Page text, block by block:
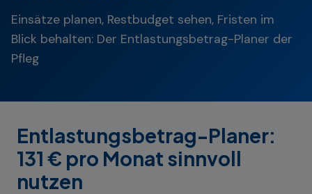
Einsätze planen, Restbudget sehen, Fristen im
Blick behalten: Der Entlastungsbetrag-Planer der
Pfleg
Entlastungsbetrag-Planer:
131 € pro Monat sinnvoll
nutzen